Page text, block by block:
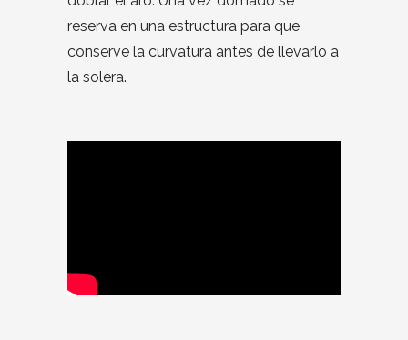
reserva en una estructura para que
conserve la curvatura antes de llevarlo a
la solera.